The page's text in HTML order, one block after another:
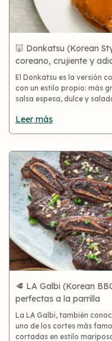
🐷 Donkatsu (Korean
coreano, crujiente y
El Donkatsu es la versión
con un estilo propio: más
salsa espesa, dulce y
Leer más
🥩 LA Galbi (Korean
perfectas a la parrilla
La LA Galbi, también
uno de los cortes más
cortadas en estilo